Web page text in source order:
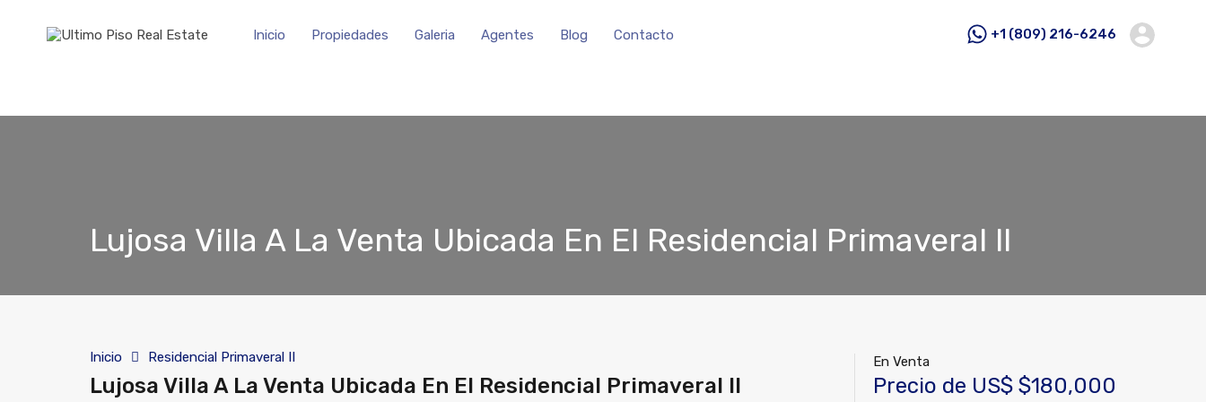
Inicio Propiedades Galeria Agentes Blog Contacto +1 (809) 216-6246
Lujosa Villa A La Venta Ubicada En El Residencial Primaveral ll
Inicio Residencial Primaveral II
Lujosa Villa A La Venta Ubicada En El Residencial Primaveral ll
En Venta
Precio de US$ $180,000